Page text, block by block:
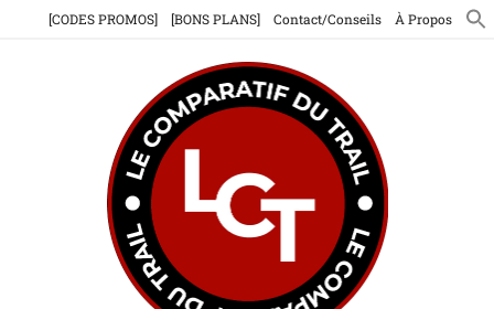
[CODES PROMOS] [BONS PLANS] Contact/Conseils À Propos